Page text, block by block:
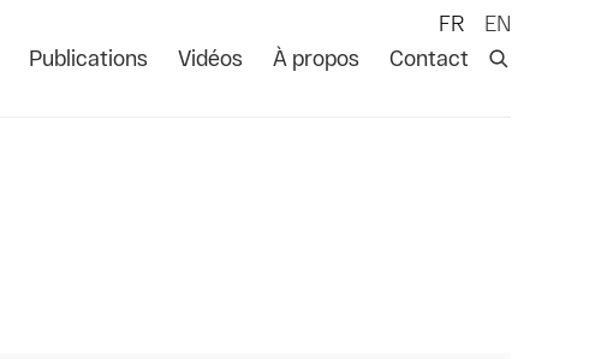
Publications Vidéos À propos Contact
FR EN